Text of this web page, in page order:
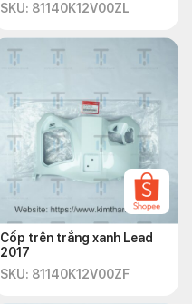
SKU: 81140K12V00ZL
Cốp trên trắng xanh Lead
2017
SKU: 81140K12V00ZF